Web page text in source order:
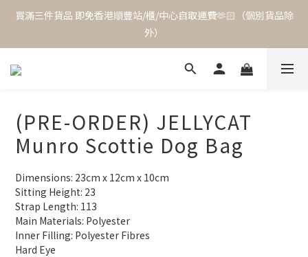
買滿三件貨品 即免香港順豐站/櫃/中心自取運費🫶🏻（個別貨品除
外）
(PRE-ORDER) JELLYCAT
Munro Scottie Dog Bag
Dimensions: 23cm x 12cm x 10cm
Sitting Height: 23
Strap Length: 113
Main Materials: Polyester
Inner Filling: Polyester Fibres
Hard Eye